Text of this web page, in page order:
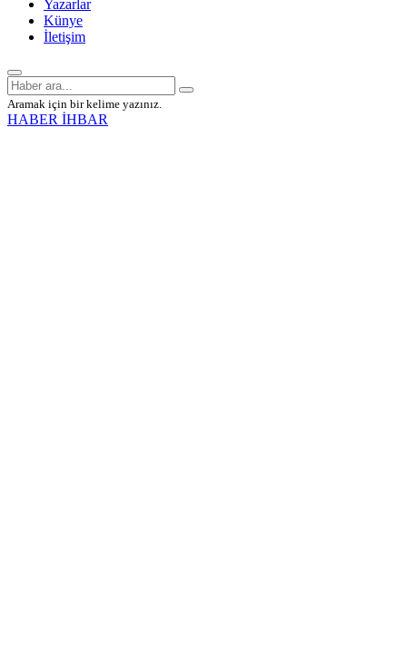
Yazarlar
Künye
İletişim
Aramak için bir kelime yazınız.
HABER İHBAR